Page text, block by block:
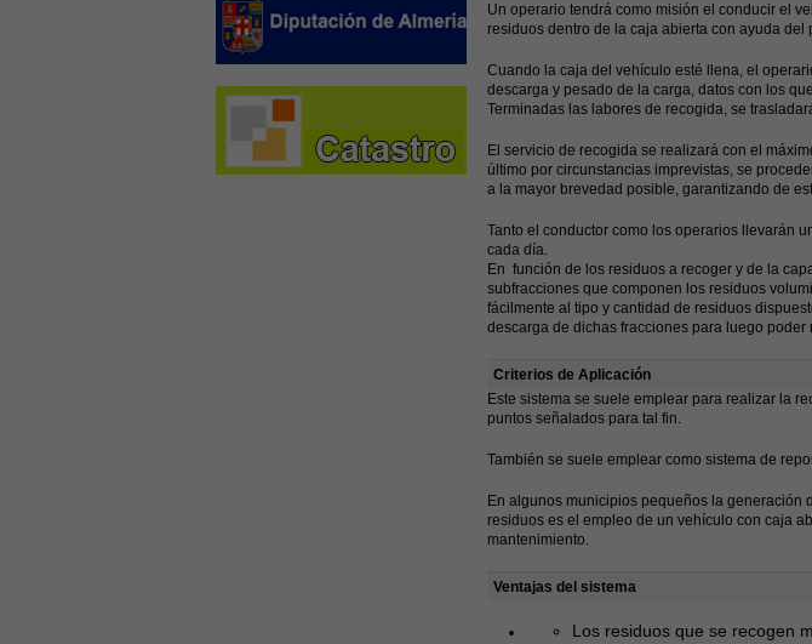
Un operario tendrá como misión el conducir el
residuos dentro de la caja abierta con ayuda del
Cuando la caja del vehículo esté llena, el
descarga y pesado de la carga, datos con los
Terminadas las labores de recogida, se
El servicio de recogida se realizará con el
último por circunstancias imprevistas, se
a la mayor brevedad posible, garantizando de
Tanto el conductor como los operarios llevarán
cada día.
En función de los residuos a recoger y de la
subfracciones que componen los residuos
fácilmente al tipo y cantidad de residuos
descarga de dichas fracciones para luego
Criterios de Aplicación
Este sistema se suele emplear para realizar la
puntos señalados para tal fin.
También se suele emplear como sistema de
En algunos municipios pequeños la generación
residuos es el empleo de un vehículo con caja
mantenimiento.
Ventajas del sistema
Los residuos que se recogen